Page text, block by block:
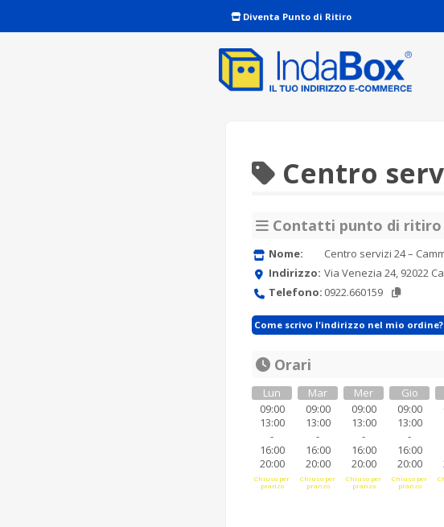
Diventa Punto di Ritiro
Centro
Contatti punto di ritiro
Nome:
Centro servizi 24 –
Indirizzo: Via Venezia 24, 92022
Telefono: 0922.660159
Come scrivo l'indirizzo nel mio ordine?
Orari
Lun
09:00
13:00
-
16:00
20:00
Chiuso per
pranzo
Mar
09:00
13:00
-
16:00
20:00
Chiuso per
pranzo
Mer
09:00
13:00
-
16:00
20:00
Chiuso per
pranzo
Gio
09:00
13:00
-
16:00
20:00
Chiuso per
pranzo